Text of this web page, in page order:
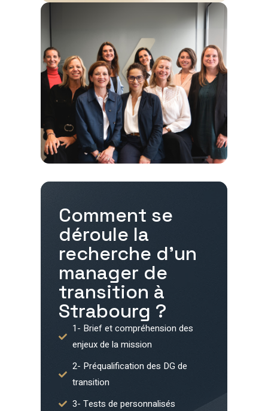
Comment se
déroule la
recherche d'un
manager de
transition à
Strabourg ?
1- Brief et compréhension des
enjeux de la mission
2- Préqualification des DG de
transition
3- Tests de personnalisés